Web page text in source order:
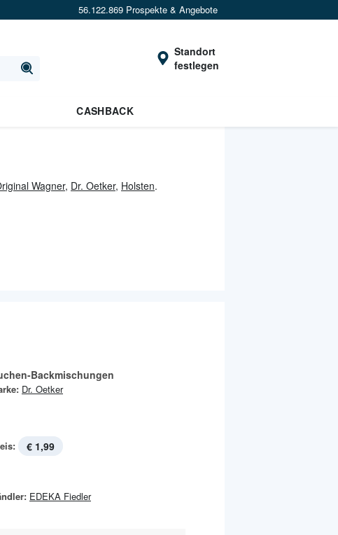
56.122.869 Prospekte & Angebote
Standort
festlegen
CASHBACK
Wagner, Dr. Oetker, Holsten.
Backmischungen
Dr. Oetker
€ 1,99
EDEKA Fiedler